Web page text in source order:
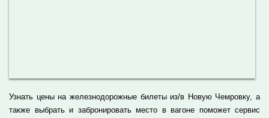
Узнать цены на железнодорожные билеты из/в Новую Чемровку, а
также выбрать и забронировать место в вагоне поможет сервис